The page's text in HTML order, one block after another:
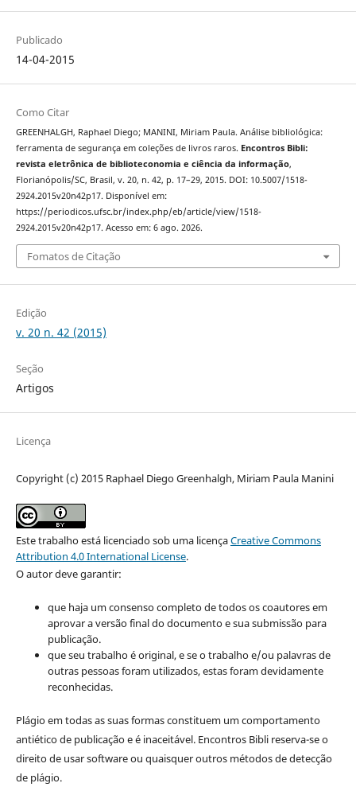
Publicado
14-04-2015
Como Citar
GREENHALGH, Raphael Diego; MANINI, Miriam Paula. Análise bibliológica:
ferramenta de segurança em coleções de livros raros. Encontros Bibli:
revista eletrônica de biblioteconomia e ciência da informação,
Florianópolis/SC, Brasil, v. 20, n. 42, p. 17–29, 2015. DOI: 10.5007/1518-
2924.2015v20n42p17. Disponível em:
https://periodicos.ufsc.br/index.php/eb/article/view/1518-
2924.2015v20n42p17. Acesso em: 6 ago. 2026.
Fomatos de Citação
Edição
v. 20 n. 42 (2015)
Seção
Artigos
Licença
Copyright (c) 2015 Raphael Diego Greenhalgh, Miriam Paula Manini
Este trabalho está licenciado sob uma licençaCreative Commons
Attribution 4.0 International License.
O autor deve garantir:
que haja um consenso completo de todos os coautores em
aprovar a versão final do documento e sua submissão para
publicação.
que seu trabalho é original, e se o trabalho e/ou palavras de
outras pessoas foram utilizados, estas foram devidamente
reconhecidas.
Plágio em todas as suas formas constituem um comportamento
antiético de publicação e é inaceitável. Encontros Bibli reserva-se o
direito de usar software ou quaisquer outros métodos de detecção
de plágio.